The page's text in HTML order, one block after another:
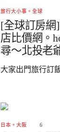
旅行大小事。全球
[全球訂房網
店比價網。
尋～北投老
大家出門旅行訂
日本。大阪 6